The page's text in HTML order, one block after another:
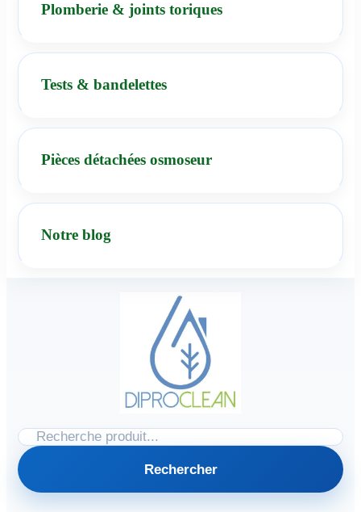
Plomberie & joints toriques
Tests & bandelettes
Pièces détachées osmoseur
Notre blog
Rechercher